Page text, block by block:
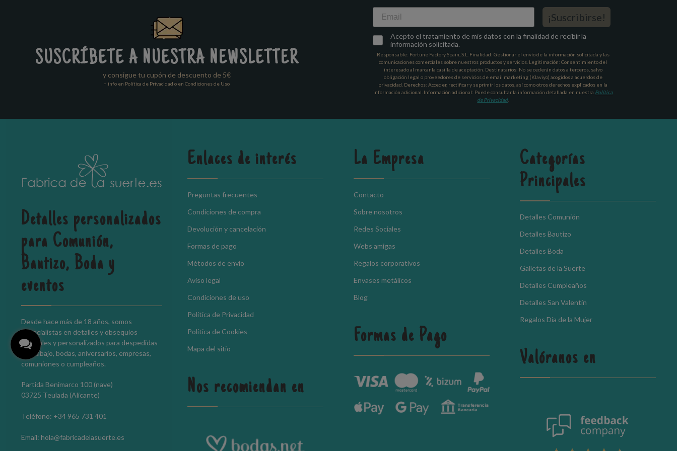
SUSCRÍBETE A NUESTRA NEWSLETTER
y consigue tu cupón de descuento de 5€
+ info en Política de Privacidad o en Condiciones de Uso
Email
¡Suscribirse!
Acepto el tratamiento de mis datos con la finalidad de recibir la
información solicitada.
Responsable: Fortune Factory Spain, S.L. Finalidad: Gestionar el envío de la información solicitada y las
comunicaciones comerciales sobre nuestros productos y servicios. Legitimación: Consentimiento del
interesado al marcar la casilla de aceptación. Destinatarios: No se cederán datos a terceros, salvo
obligación legal o proveedores de servicios de email marketing (Klaviyo) acogidos a acuerdos de
privacidad. Derechos: Acceder, rectificar y suprimir los datos, así como otros derechos explicados en la
información adicional. Información adicional: Puede consultar la información detallada en nuestra Política
de Privacidad.
Detalles personalizados
para Comunión,
Bautizo, Boda y
eventos
Desde hace más de 18 años, somos
especialistas en detalles y obsequios
originales y personalizados para despedidas
de trabajo, bodas, aniversarios, empresas,
comuniones o cumpleaños.
Partida Benimarco 100 (nave)
03725 Teulada (Alicante)
Teléfono: +34 965 731 401
Email: hola@fabricadelasuerte.es
Enlaces de interés
Preguntas frecuentes
Condiciones de compra
Devolución y cancelación
Formas de pago
Métodos de envío
Aviso legal
Condiciones de uso
Política de Privacidad
Política de Cookies
Mapa del sitio
Nos recomiendan en
La Empresa
Contacto
Sobre nosotros
Redes Sociales
Webs amigas
Regalos corporativos
Envases metálicos
Blog
Formas de Pago
Categorías
Principales
Detalles Comunión
Detalles Bautizo
Detalles Boda
Galletas de la Suerte
Detalles Cumpleaños
Detalles San Valentín
Regalos Día de la Mujer
Valóranos en